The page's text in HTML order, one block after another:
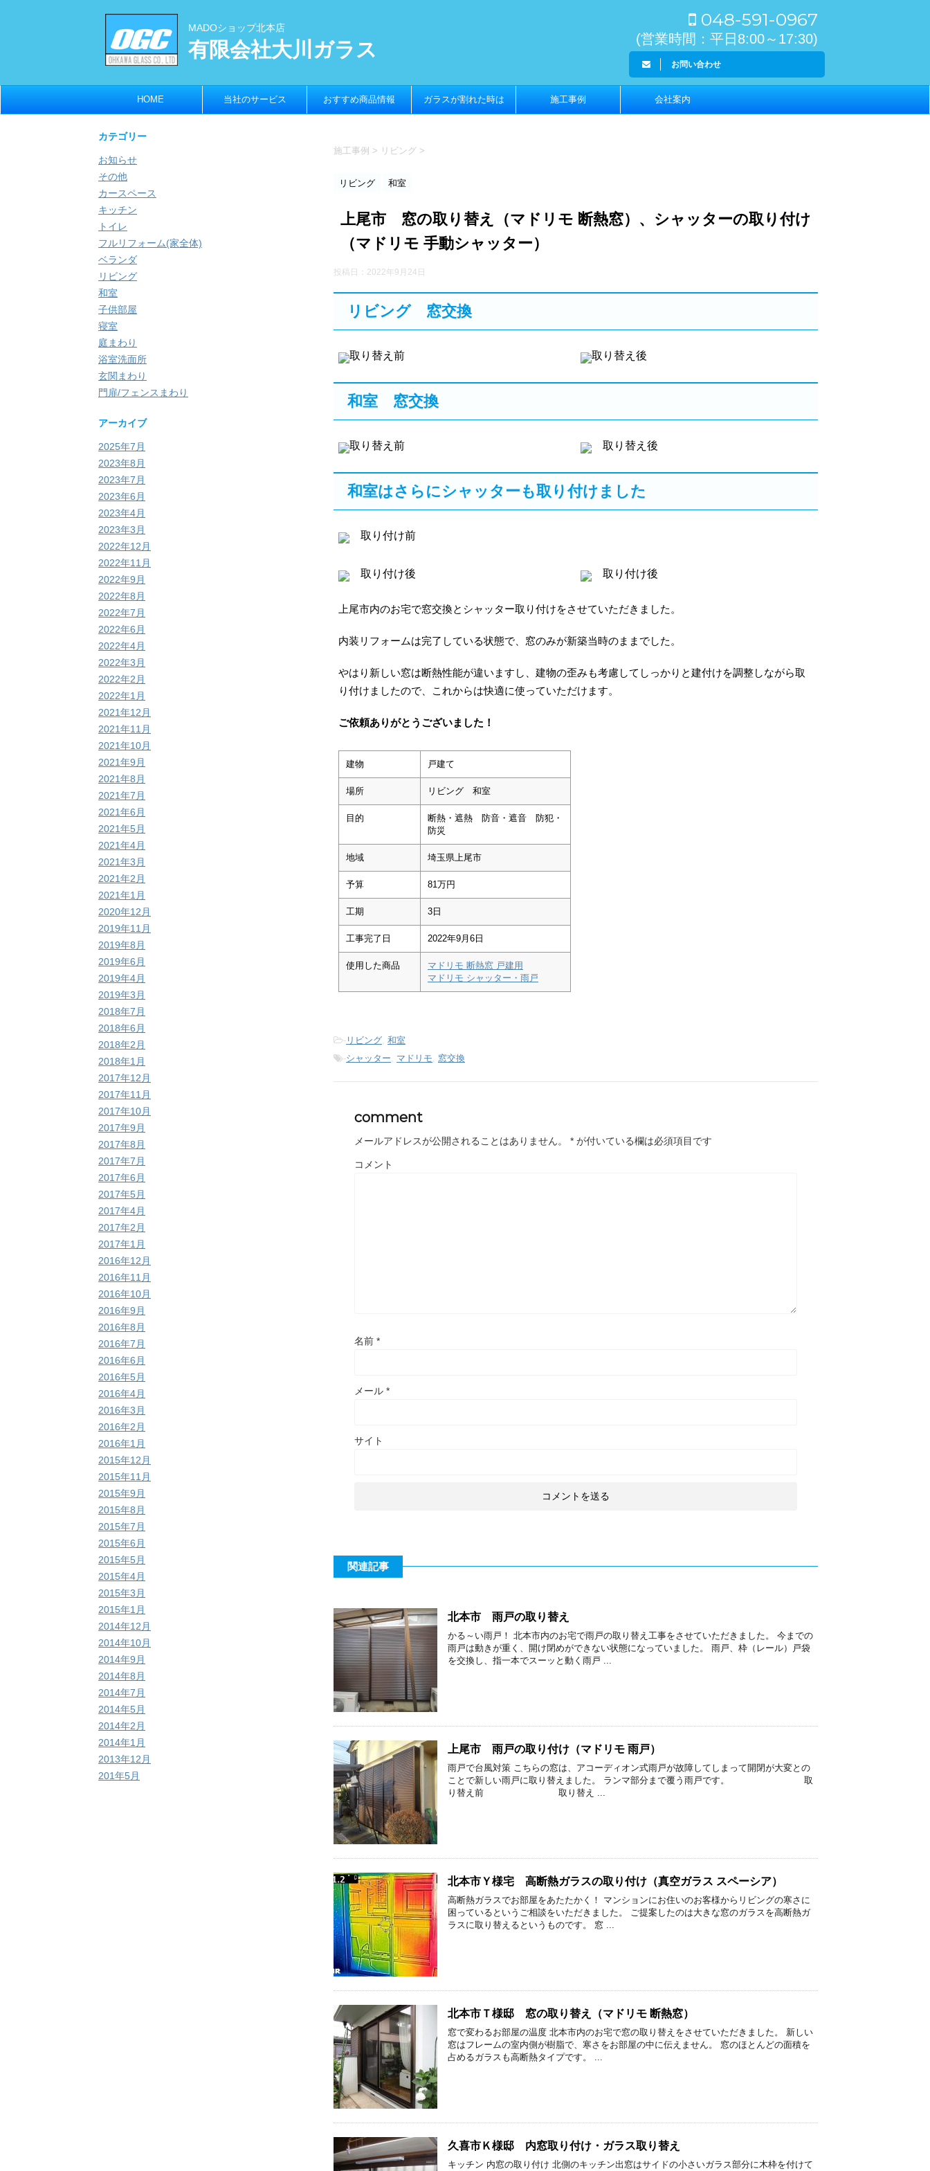
MADOショップ北本店
有限会社大川ガラス
048-591-0967
(営業時間：平日8:00～17:30)
お問い合わせ
HOME 当社のサービス おすすめ商品情報 ガラスが割れた時は 施工事例 会社案内
施工事例 > リビング >
リビング 和室
上尾市 窓の取り替え（マドリモ 断熱窓）、シャッターの取り付け
（マドリモ 手動シャッター）
投稿日： 2022年9月24日
リビング 窓交換
取り替え前 取り替え後
和室 窓交換
取り替え前 取り替え後
和室はさらにシャッターも取り付けました
取り付け前
取り付け後 取り付け後
上尾市内のお宅で窓交換とシャッター取り付けをさせていただきました。
内装リフォームは完了している状態で、窓のみが新築当時のままでした。
やはり新しい窓は断熱性能が違いますし、建物の歪みも考慮してしっかりと建付けを調整しながら取
り付けましたので、これからは快適に使っていただけます。
ご依頼ありがとうございました！
建物 戸建て
場所 リビング 和室
目的
断熱・遮熱 防音・遮音 防犯・
防災
地域 埼玉県上尾市
予算 81万円
工期 3日
工事完了日 2022年9月6日
使用した商品
マドリモ 断熱窓 戸建用
マドリモ シャッター・雨戸
- リビング 和室
-シャッター マドリモ 窓交換
comment
メールアドレスが公開されることはありません。 * が付いている欄は必須項目です
コメント
名前 *
メール *
サイト
関連記事
北本市 雨戸の取り替え
かる～い雨戸！ 北本市内のお宅で雨戸の取り替え工事をさせていただきました。 今までの
雨戸は動きが重く、開け閉めができない状態になっていました。 雨戸、枠（レール）戸袋
を交換し、指一本でスーッと動く雨戸 ...
上尾市 雨戸の取り付け（マドリモ 雨戸）
雨戸で台風対策 こちらの窓は、アコーディオン式雨戸が故障してしまって開閉が大変との
ことで新しい雨戸に取り替えました。 ランマ部分まで覆う雨戸です。 取
り替え前 取り替え ...
北本市Ｙ様宅 高断熱ガラスの取り付け（真空ガラス スペーシア）
高断熱ガラスでお部屋をあたたかく！ マンションにお住いのお客様からリビングの寒さに
困っているというご相談をいただきました。 ご提案したのは大きな窓のガラスを高断熱ガ
ラスに取り替えるというものです。 窓 ...
北本市Ｔ様邸 窓の取り替え（マドリモ 断熱窓）
窓で変わるお部屋の温度 北本市内のお宅で窓の取り替えをさせていただきました。 新しい
窓はフレームの室内側が樹脂で、寒さをお部屋の中に伝えません。 窓のほとんどの面積を
占めるガラスも高断熱タイプです。 ...
久喜市Ｋ様邸 内窓取り付け・ガラス取り替え
キッチン 内窓の取り付け 北側のキッチン出窓はサイドの小さいガラス部分に木枠を付けて
カテゴリー
お知らせ
その他
カースペース
キッチン
トイレ
フルリフォーム(家全体)
ベランダ
リビング
和室
子供部屋
寝室
庭まわり
浴室洗面所
玄関まわり
門扉/フェンスまわり
アーカイブ
2025年7月
2023年8月
2023年7月
2023年6月
2023年4月
2023年3月
2022年12月
2022年11月
2022年9月
2022年8月
2022年7月
2022年6月
2022年4月
2022年3月
2022年2月
2022年1月
2021年12月
2021年11月
2021年10月
2021年9月
2021年8月
2021年7月
2021年6月
2021年5月
2021年4月
2021年3月
2021年2月
2021年1月
2020年12月
2019年11月
2019年8月
2019年6月
2019年4月
2019年3月
2018年7月
2018年6月
2018年2月
2018年1月
2017年12月
2017年11月
2017年10月
2017年9月
2017年8月
2017年7月
2017年6月
2017年5月
2017年4月
2017年2月
2017年1月
2016年12月
2016年11月
2016年10月
2016年9月
2016年8月
2016年7月
2016年6月
2016年5月
2016年4月
2016年3月
2016年2月
2016年1月
2015年12月
2015年11月
2015年9月
2015年8月
2015年7月
2015年6月
2015年5月
2015年4月
2015年3月
2015年1月
2014年12月
2014年10月
2014年9月
2014年8月
2014年7月
2014年5月
2014年2月
2014年1月
2013年12月
201年5月